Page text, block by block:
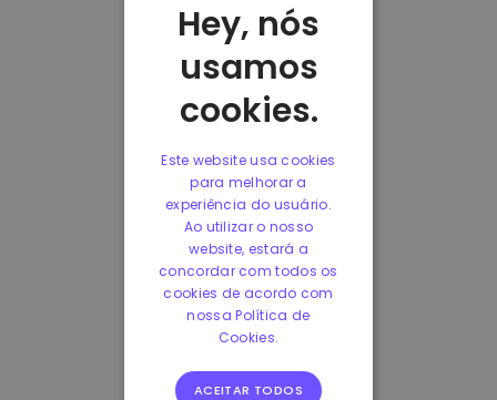
Hey, nós
usamos
cookies.
Este website usa cookies
para melhorar a
experiência do usuário.
Ao utilizar o nosso
website, estará a
concordar com todos os
cookies de acordo com
nossa Política de
Cookies.
ACEITAR TODOS